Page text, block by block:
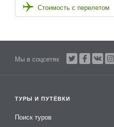
Стоимость с перелетом
Мы в соцсетях
ТУРЫ И ПУТЁВКИ
Поиск туров